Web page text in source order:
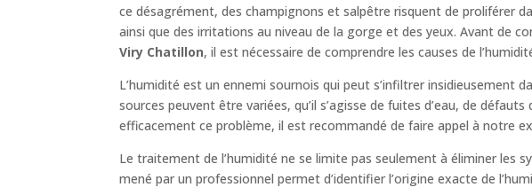
ce désagrément, des champignons et salpêtre risquent de proliférer
ainsi que des irritations au niveau de la gorge et des yeux. Avant de
Viry Chatillon, il est nécessaire de comprendre les causes de
L’humidité est un ennemi sournois qui peut s’infiltrer insidieusement
sources peuvent être variées, qu’il s’agisse de fuites d’eau, de
efficacement ce problème, il est recommandé de faire appel à notre
Le traitement de l’humidité ne se limite pas seulement à éliminer les
mené par un professionnel permet d’identifier l’origine exacte de